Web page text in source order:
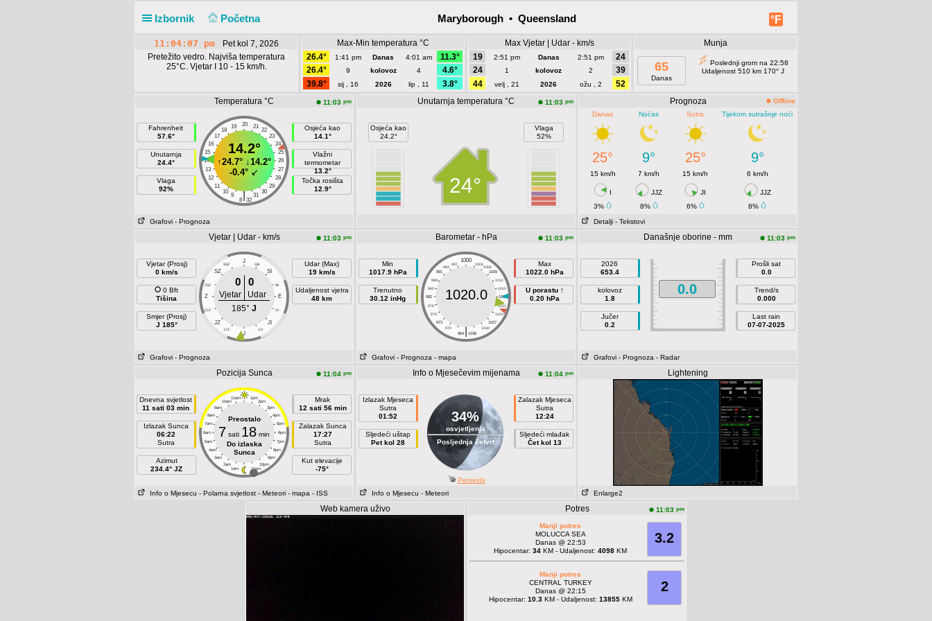
Izbornik Početna °F
Maryborough • Queensland
11:04:08 pm
Pet kol 7, 2026
Pretežito vedro. Najviša temperatura
25°C. Vjetar I 10 - 15 km/h.
Max-Min temperatura °C
26.4°
1:41 pm Danas 4:01 am
11.3°
26.4°
9 kolovoz 4
4.6°
39.8°
sij , 16 2026 lip , 11 3.8°
Max Vjetar | Udar - km/s
19
2:51 pm Danas 2:51 pm
24
24
1 kolovoz 2
39
44
velj , 21 2026 ožu , 2 52
Munja
65
Danas
Poslednji grom na 22:58
Udaljenost 510 km 170° J
Temperatura °C 11:03 pm
Fahrenheit
57.6°
Unutarnja
24.4°
Vlaga
92%
20
19 21
18
22
17
23
16
24
15
25
14
26
13
27
12
28
11
29
10
30
9 31
|
8 32
14.2°
↑24.7° ↓14.2°
-0.4° ↙
Osjeća kao
14.1°
Vlažni
termometar
13.2°
Točka rosišta
12.9°
Grafovi - Prognoza
Unutarnja temperatura °C 11:03 pm
Osjeća kao
24.2°
24°
Vlaga
52%
Prognoza
Offline
Danas
Noćas Sutra Tijekom sutrašnje noći
25° 9° 25° 9°
15 km/h 7 km/h 15 km/h 6 km/h
I JJZ JI
JJZ
3%
8% 6%
8%
Detalji - Tekstovi
Vjetar | Udar - km/s 11:03 pm
Vjetar (Prosj)
0 km/s
0 Bft
Tišina
Smjer (Prosj)
J 185°
J
SSZ SSI
SZ SI
ZSZ ISI
Z E
ZJZ IJI
JZ JI
JJZ JJI
J
0 0
Vjetar
Udar
185° J
Udar (Max)
19 km/s
Udaljenost vjetra
48 km
Grafovi - Prognoza
Barometar - hPa 11:03 pm
Min
1017.9 hPa
Trenutno
30.12 inHg
1000
997 1003
994
1006
991
1009
988
1012
985
1015
982
1018
979
1021
976
1024
973
1027
970
1030
|
964 1036
1020.0
Max
1022.0 hPa
U porastu ↑
0.20 hPa
Grafovi - Prognoza - mapa
Današnje oborine - mm 11:03 pm
2026
653.4
kolovoz
1.8
Jučer
0.2
0.0
Prošli sat
0.0
Trend/s
0.000
Last rain
07-07-2025
Grafovi - Prognoza - Radar
Pozicija Sunca 11:04 pm
Dnevna svjetlost
11 sati 03 min
Izlazak Sunca
06:22
Sutra
Azimut
234.4° JZ
11am 1pm
10am 2pm
9am 3pm
8am 4pm
7am 5pm
6am 6pm
5am 7pm
4am 8pm
3am 9pm
2am 10pm
1am 11pm
Preostalo
7 sati 18 min
Do izlaska
Sunca
Mrak
12 sati 56 min
Zalazak Sunca
17:27
Sutra
Kut elevacije
-75°
Info o Mjesecu - Polarna svjetlost - Meteori - mapa - ISS
Info o Mjesečevim mijenama 11:04 pm
Izlazak Mjeseca
Sutra
01:52
Sljedeći uštap
Pet kol 28
34%
osvjetljenja
Posljednja četvrt
Zalazak Mjeseca
Sutra
12:24
Sljedeći mlađak
Čet kol 13
Perseids
Info o Mjesecu - Meteori
Lightening
Enlarge2
Web kamera uživo Potres 11:03 pm
3.2
Manji potres
MOLUCCA SEA
Danas @ 22:53
Hipocentar: 34 KM - Udaljenost: 4098 KM
2
Manji potres
CENTRAL TURKEY
Danas @ 22:15
Hipocentar: 10.3KM - Udaljenost: 13855KM